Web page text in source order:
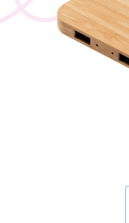
Flexfit